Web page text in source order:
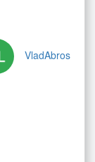
VladAbros